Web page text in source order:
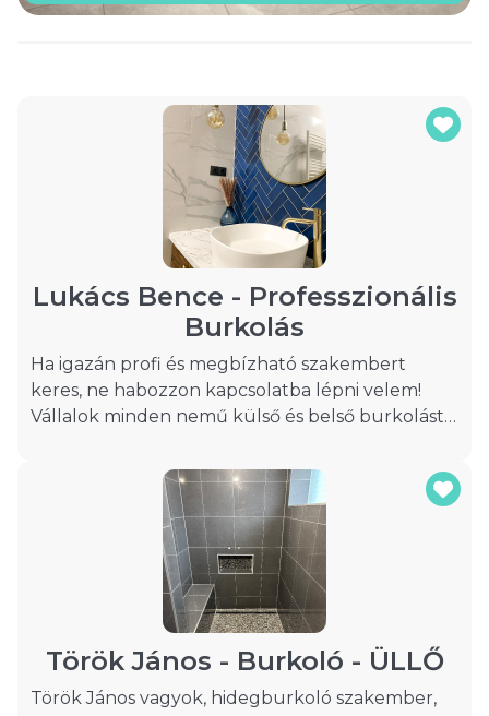
Lukács Bence - Professzionális
Burkolás
Ha igazán profi és megbízható szakembert
keres, ne habozzon kapcsolatba lépni velem!
Vállalok minden nemű külső és belső burkolást.
https://professzionalisburkolas.com/ Referenciák
a közösségi oldalakon: - Instagram:
https://www.instagram.com/professzionalis_burkolas/
https://www.facebook.com/professzionalisburkolas
Török János - Burkoló - ÜLLŐ
Török János vagyok, hidegburkoló szakember,